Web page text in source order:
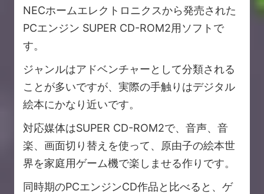
NECホームエレクトロニクスから発売された
PCエンジン SUPER CD-ROM2用ソフトで
す。
ジャンルはアドベンチャーとして分類される
ことが多いですが、実際の手触りはデジタル
絵本にかなり近いです。
対応媒体はSUPER CD-ROM2で、音声、音
楽、画面切り替えを使って、原由子の絵本世
界を家庭用ゲーム機で楽しませる作りです。
同時期のPCエンジンCD作品と比べると、ゲ